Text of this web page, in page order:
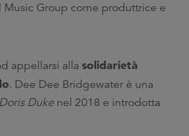
Music Group come produttrice e
appellarsi alla solidarietà
. Dee Dee Bridgewater è una
Duke nel 2018 e introdotta